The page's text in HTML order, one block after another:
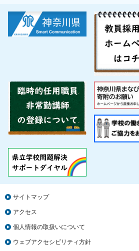
サイトマップ
アクセス
個人情報の取扱いについて
ウェブアクセシビリティ方針